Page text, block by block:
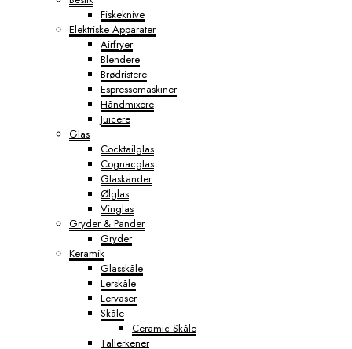
Fiskeknive
Elektriske Apparater
Airfryer
Blendere
Brødristere
Espressomaskiner
Håndmixere
Juicere
Glas
Cocktailglas
Cognacglas
Glaskander
Ølglas
Vinglas
Gryder & Pander
Gryder
Keramik
Glasskåle
Lerskåle
Lervaser
Skåle
Ceramic Skåle
Tallerkener